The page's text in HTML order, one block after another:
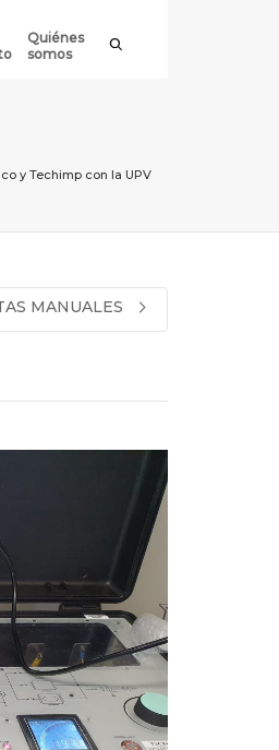
Quiénes
somos
y Techimp con la UPV
MANUALES